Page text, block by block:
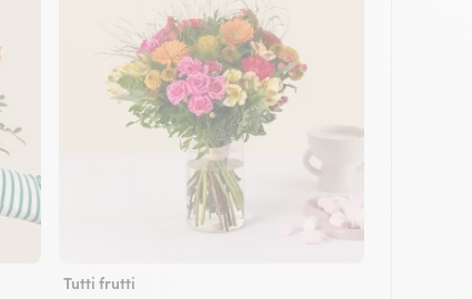
Tutti frutti